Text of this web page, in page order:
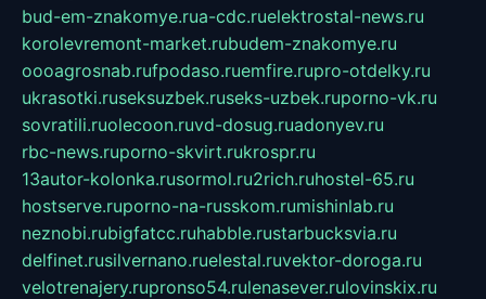
bud-em-znakomye.rua-cdc.ruelektrostal-news.ru
korolevremont-market.rubudem-znakomye.ru
oooagrosnab.rufpodaso.ruemfire.rupro-otdelky.ru
ukrasotki.ruseksuzbek.ruseks-uzbek.ruporno-vk.ru
sovratili.ruolecoon.ruvd-dosug.ruadonyev.ru
rbc-news.ruporno-skvirt.rukrospr.ru
13autor-kolonka.rusormol.ru2rich.ruhostel-65.ru
hostserve.ruporno-na-russkom.rumishinlab.ru
neznobi.rubigfatcc.ruhabble.rustarbucksvia.ru
delfinet.rusilvernano.ruelestal.ruvektor-doroga.ru
velotrenajery.rupronso54.rulenasever.rulovinskix.ru